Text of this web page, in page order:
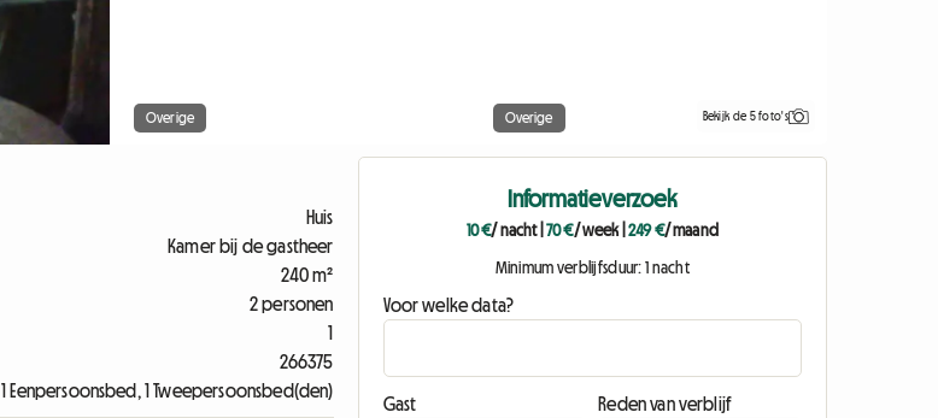
Overige Overige Bekijk de 5 foto's
Huis
Kamer bij de gastheer
240 m²
2 personen
1
266375
1 Eenpersoonsbed, 1 Tweepersoonsbed(den)
Informatieverzoek
10 €/ nacht| 70 €/ week| 249 €/ maand
Minimum verblijfsduur: 1 nacht
Voor welke data?
Gast Reden van verblijf